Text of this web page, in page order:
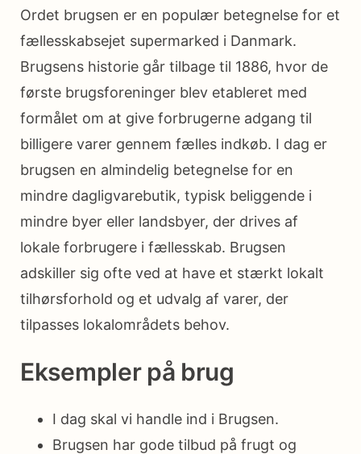
Ordet brugsen er en populær betegnelse for et
fællesskabsejet supermarked i Danmark.
Brugsens historie går tilbage til 1886, hvor de
første brugsforeninger blev etableret med
formålet om at give forbrugerne adgang til
billigere varer gennem fælles indkøb. I dag er
brugsen en almindelig betegnelse for en
mindre dagligvarebutik, typisk beliggende i
mindre byer eller landsbyer, der drives af
lokale forbrugere i fællesskab. Brugsen
adskiller sig ofte ved at have et stærkt lokalt
tilhørsforhold og et udvalg af varer, der
tilpasses lokalområdets behov.
Eksempler på brug
I dag skal vi handle ind i Brugsen.
Brugsen har gode tilbud på frugt og